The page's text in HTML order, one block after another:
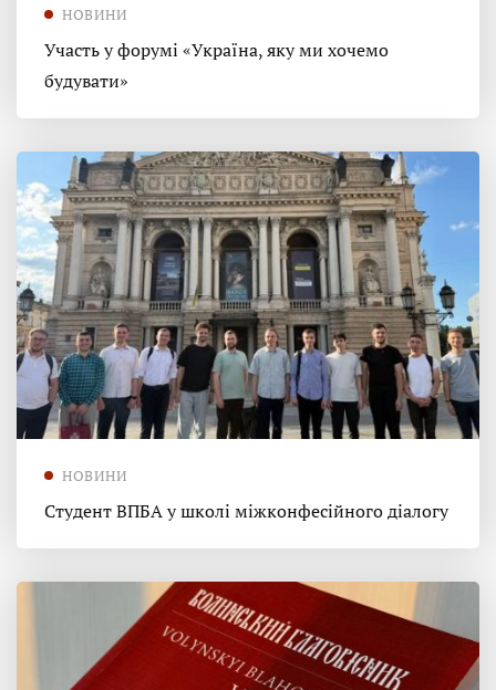
НОВИНИ
Участь у форумі «Україна, яку ми хочемо
будувати»
НОВИНИ
Студент ВПБА у школі міжконфесійного діалогу